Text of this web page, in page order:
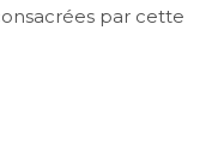
par cette